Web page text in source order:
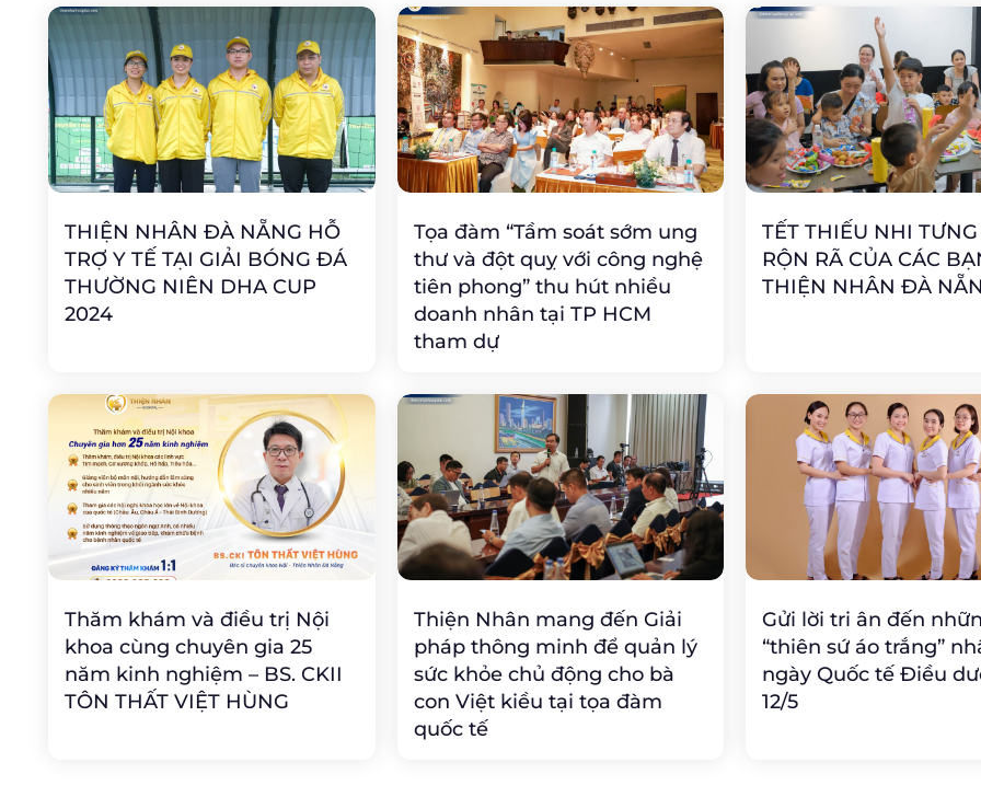
THIỆN NHÂN ĐÀ NẴNG HỖ
TRỢ Y TẾ TẠI GIẢI BÓNG ĐÁ
THƯỜNG NIÊN DHA CUP
2024
Tọa đàm “Tầm soát sớm ung
thư và đột quỵ với công nghệ
tiên phong” thu hút nhiều
doanh nhân tại TP HCM
tham dự
TẾT THIẾU NHI
RỘN RÃ CỦA CÁC
THIỆN NHÂN ĐÀ
Thăm khám và điều trị Nội
khoa cùng chuyên gia 25
năm kinh nghiệm – BS. CKII
TÔN THẤT VIỆT HÙNG
Thiện Nhân mang đến Giải
pháp thông minh để quản lý
sức khỏe chủ động cho bà
con Việt kiều tại tọa đàm
quốc tế
Gửi lời tri ân đến
“thiên sứ áo trắng”
ngày Quốc tế Điều
12/5